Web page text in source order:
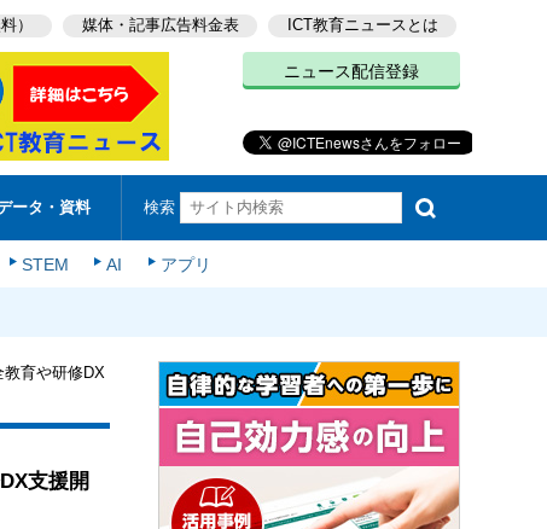
） 媒体・記事広告料金表 ICT教育ニュースとは
ニュース配信登録
ータ・資料 検索
STEM AI アプリ
教育や研修DX
支援開